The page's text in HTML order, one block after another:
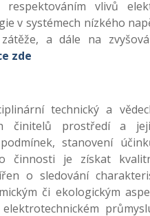
vlivů
v systémech nízkého
a dále na
zde
technický a
činitelů prostředí a
stanovení
činnosti je získat
o sledování
či ekologickým